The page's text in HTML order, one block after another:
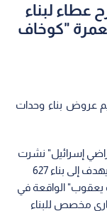
عطاء لبناء
"كوخاف
لتقديم عروض بناء وحدات
إسرائيل" نشرت
عطاء استعماريا جديدا يحمل الرقم (177/2026)، يهدف إلى بناء 627
الواقعة في
مخصص للبناء